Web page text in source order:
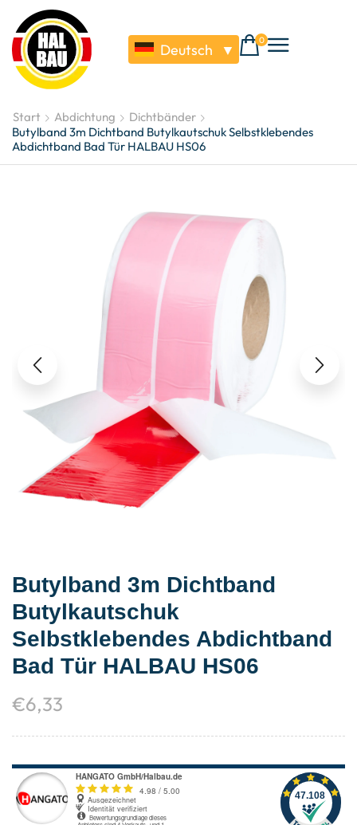
Deutsch ▼
0
Start Abdichtung
Dichtbänder
Butylband 3m Dichtband Butylkautschuk Selbstklebendes
Abdichtband Bad Tür HALBAU HS06
Butylband 3m Dichtband
Butylkautschuk
Selbstklebendes Abdichtband
Bad Tür HALBAU HS06
€6,33